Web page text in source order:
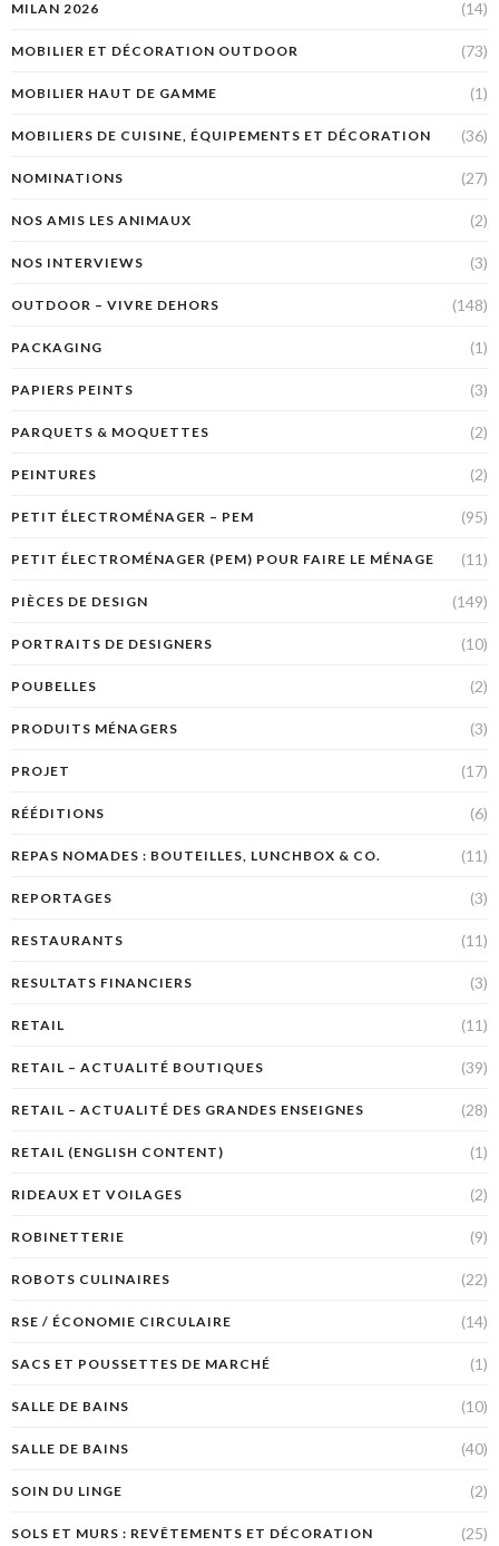
MILAN 2026 (14)
MOBILIER ET DÉCORATION OUTDOOR (73)
MOBILIER HAUT DE GAMME (1)
MOBILIERS DE CUISINE, ÉQUIPEMENTS ET DÉCORATION (36)
NOMINATIONS (27)
NOS AMIS LES ANIMAUX (2)
NOS INTERVIEWS (3)
OUTDOOR – VIVRE DEHORS (148)
PACKAGING (1)
PAPIERS PEINTS (3)
PARQUETS & MOQUETTES (2)
PEINTURES (2)
PETIT ÉLECTROMÉNAGER – PEM (95)
PETIT ÉLECTROMÉNAGER (PEM) POUR FAIRE LE MÉNAGE (11)
PIÈCES DE DESIGN (149)
PORTRAITS DE DESIGNERS (10)
POUBELLES (2)
PRODUITS MÉNAGERS (3)
PROJET (17)
RÉÉDITIONS (6)
REPAS NOMADES : BOUTEILLES, LUNCHBOX & CO. (11)
REPORTAGES (3)
RESTAURANTS (11)
RESULTATS FINANCIERS (3)
RETAIL (11)
RETAIL – ACTUALITÉ BOUTIQUES (39)
RETAIL – ACTUALITÉ DES GRANDES ENSEIGNES (28)
RETAIL (ENGLISH CONTENT) (1)
RIDEAUX ET VOILAGES (2)
ROBINETTERIE (9)
ROBOTS CULINAIRES (22)
RSE / ÉCONOMIE CIRCULAIRE (14)
SACS ET POUSSETTES DE MARCHÉ (1)
SALLE DE BAINS (10)
SALLE DE BAINS (40)
SOIN DU LINGE (2)
SOLS ET MURS : REVÊTEMENTS ET DÉCORATION (25)